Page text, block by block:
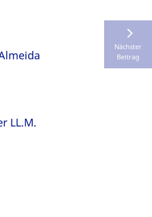
Nächster
Beitrag
LL.M.